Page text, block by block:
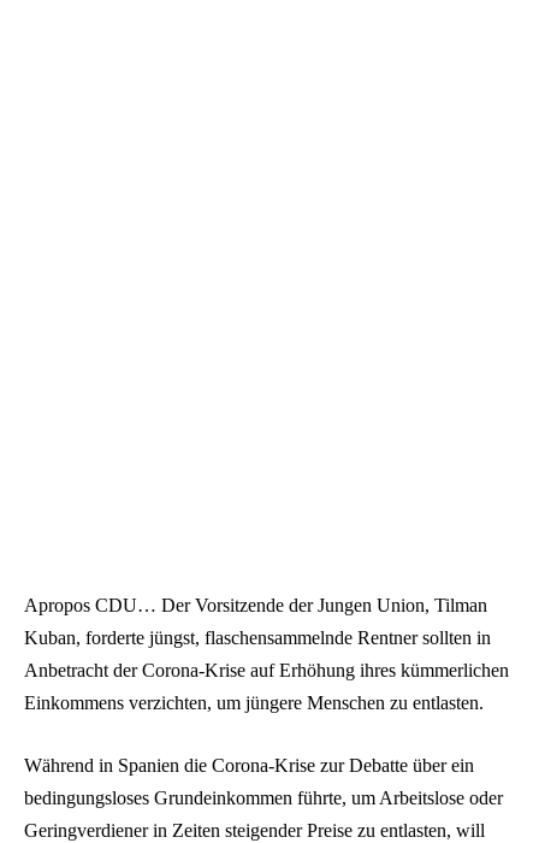
Apropos CDU… Der Vorsitzende der Jungen Union, Tilman
Kuban, forderte jüngst, flaschensammelnde Rentner sollten in
Anbetracht der Corona-Krise auf Erhöhung ihres kümmerlichen
Einkommens verzichten, um jüngere Menschen zu entlasten.
Während in Spanien die Corona-Krise zur Debatte über ein
bedingungsloses Grundeinkommen führte, um Arbeitslose oder
Geringverdiener in Zeiten steigender Preise zu entlasten, will